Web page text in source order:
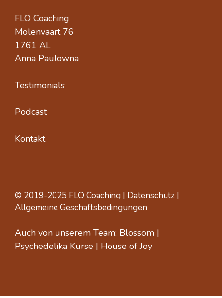
FLO Coaching
Molenvaart 76
1761 AL
Anna Paulowna
Testimonials
Podcast
Kontakt
© 2019-2025 FLO Coaching | Datenschutz |
Allgemeine Geschäftsbedingungen
Auch von unserem Team: Blossom |
Psychedelika Kurse | House of Joy